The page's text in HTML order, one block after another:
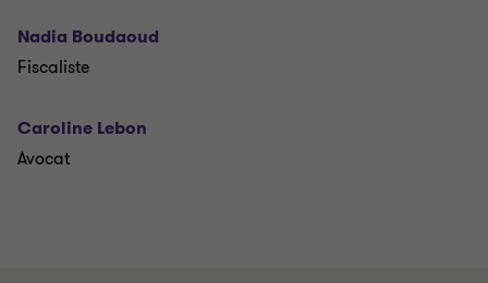
Nadia Boudaoud
Fiscaliste
Caroline Lebon
Avocat